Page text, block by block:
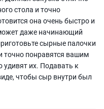
стола и точно
она очень быстро и
даже начинающий
сырные палочки
точно понравятся вашим
удивят их. Подавать к
чтобы сыр внутри был